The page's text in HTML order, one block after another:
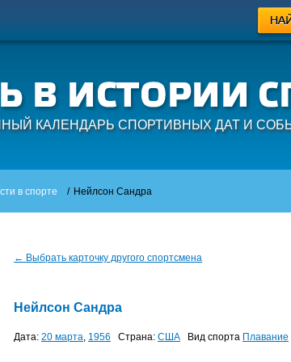
КАЛЕНДАРЬ СПОРТИВНЫХ ДАТ И
в спорте / Нейлсон Сандра
← Выбрать карточку другого спортсмена
Нейлсон Сандра
Дата: 20 марта, 1956 Страна: США Вид спорта Плавание